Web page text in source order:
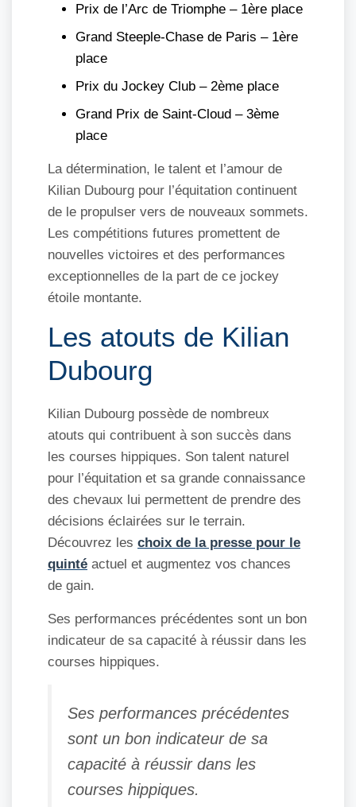
Prix de l’Arc de Triomphe – 1ère place
Grand Steeple-Chase de Paris – 1ère
place
Prix du Jockey Club – 2ème place
Grand Prix de Saint-Cloud – 3ème
place
La détermination, le talent et l’amour de
Kilian Dubourg pour l’équitation continuent
de le propulser vers de nouveaux sommets.
Les compétitions futures promettent de
nouvelles victoires et des performances
exceptionnelles de la part de ce jockey
étoile montante.
Les atouts de Kilian
Dubourg
Kilian Dubourg possède de nombreux
atouts qui contribuent à son succès dans
les courses hippiques. Son talent naturel
pour l’équitation et sa grande connaissance
des chevaux lui permettent de prendre des
décisions éclairées sur le terrain.
Découvrez les choix de la presse pour le
quinté actuel et augmentez vos chances
de gain.
Ses performances précédentes sont un bon
indicateur de sa capacité à réussir dans les
courses hippiques.
Ses performances précédentes
sont un bon indicateur de sa
capacité à réussir dans les
courses hippiques.